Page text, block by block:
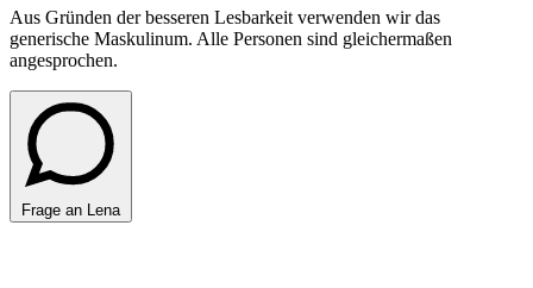
Aus Gründen der besseren Lesbarkeit verwenden wir das
generische Maskulinum. Alle Personen sind gleichermaßen
angesprochen.
Frage an Lena